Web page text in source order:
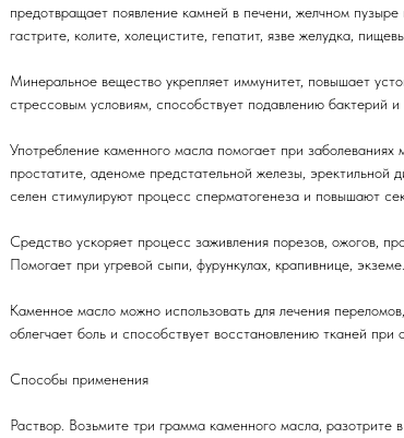
предотвращает появление камней в печени, желчном
гастрите, колите, холецистите, гепатит, язве желудка,
Минеральное вещество укрепляет иммунитет, повышает
стрессовым условиям, способствует подавлению бактерий и
Употребление каменного масла помогает при
простатите, аденоме предстательной железы, эректильной
селен стимулируют процесс сперматогенеза и повышают
Средство ускоряет процесс заживления порезов, ожогов,
Помогает при угревой сыпи, фурункулах, крапивнице, экземе.
Каменное масло можно использовать для лечения
облегчает боль и способствует восстановлению тканей при
Способы применения
Раствор. Возьмите три грамма каменного масла, разотрите